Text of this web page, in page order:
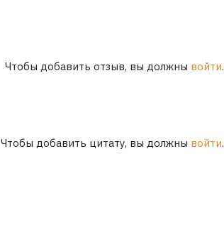
Чтобы добавить отзыв, вы должны войти.
Чтобы добавить цитату, вы должны войти.